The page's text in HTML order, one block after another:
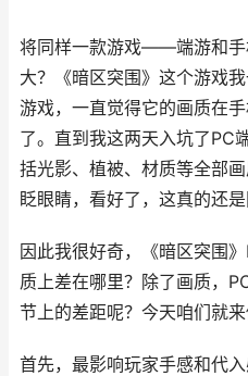
将同样一款游戏——端游和手
大？《暗区突围》这个游戏
游戏，一直觉得它的画质在
了。直到我这两天入坑了PC
括光影、植被、材质等全部
眨眼睛，看好了，这真的还是
因此我很好奇，《暗区突围
质上差在哪里？除了画质，
节上的差距呢？今天咱们就来
首先，最影响玩家手感和代